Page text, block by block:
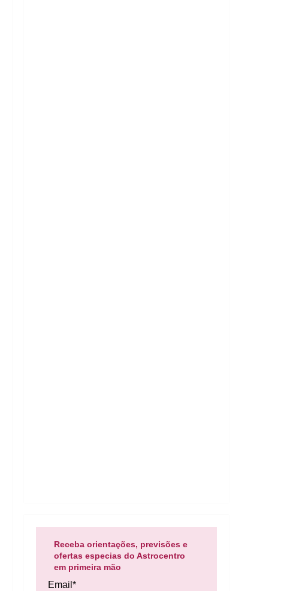
Receba orientações, previsões e
ofertas especias do Astrocentro
em primeira mão
Email*